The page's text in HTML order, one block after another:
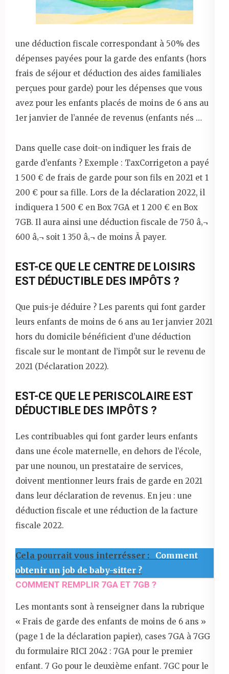
une déduction fiscale correspondant à 50% des
dépenses payées pour la garde des enfants (hors
frais de séjour et déduction des aides familiales
perçues pour garde) pour les dépenses que vous
avez pour les enfants placés de moins de 6 ans au
1er janvier de l’année de revenus (enfants nés …
Dans quelle case doit-on indiquer les frais de
garde d’enfants ? Exemple : TaxCorrigeton a payé
1 500 € de frais de garde pour son fils en 2021 et 1
200 € pour sa fille. Lors de la déclaration 2022, il
indiquera 1 500 € en Box 7GA et 1 200 € en Box
7GB. Il aura ainsi une déduction fiscale de 750 â‚¬
600 â‚¬ soit 1 350 â‚¬ de moins Ã payer.
EST-CE QUE LE CENTRE DE LOISIRS
EST DÉDUCTIBLE DES IMPÔTS ?
Que puis-je déduire ? Les parents qui font garder
leurs enfants de moins de 6 ans au 1er janvier 2021
hors du domicile bénéficient d’une déduction
fiscale sur le montant de l’impôt sur le revenu de
2021 (Déclaration 2022).
EST-CE QUE LE PERISCOLAIRE EST
DÉDUCTIBLE DES IMPÔTS ?
Les contribuables qui font garder leurs enfants
dans une école maternelle, en dehors de l’école,
par une nounou, un prestataire de services,
doivent mentionner leurs frais de garde en 2021
dans leur déclaration de revenus. En jeu : une
déduction fiscale et une réduction de la facture
fiscale 2022.
Cela pourrait vous interrésser :
Comment
obtenir un job de baby-sitter ?
COMMENT REMPLIR 7GA ET 7GB ?
Les montants sont à renseigner dans la rubrique
« Frais de garde des enfants de moins de 6 ans »
(page 1 de la déclaration papier), cases 7GA à 7GG
du formulaire RICI 2042 : 7GA pour le premier
enfant. 7 Go pour le deuxième enfant. 7GC pour le